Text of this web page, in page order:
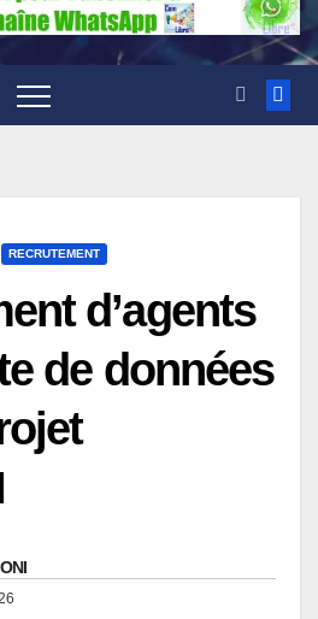
RECRUTEMENT
d’agents
de données